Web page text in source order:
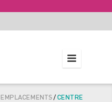
EMPLACEMENTS/CENTRE